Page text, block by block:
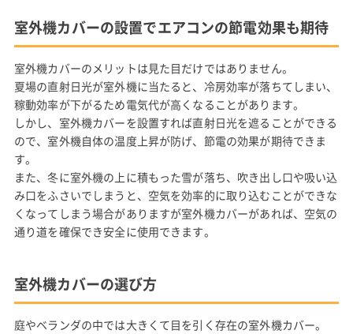
室外機カバーの設置でエアコンの節電効果も期待
室外機カバーのメリットは見た目だけではありません。
夏場の直射日光が室外機に当たると、冷房効率が落ちてしまい、
稼動効率が下がるため電気代が高くなることがあります。
しかし、室外機カバーを設置すれば直射日光を遮ることができる
ので、室外機自体の温度上昇が防げ、節電の効果が期待できま
す。
また、冬に室外機の上に積もった雪が落ち、吹き出し口や吸い込
み口をふさいでしまうと、空気を効率的に取り込むことができな
くなってしまう場合がありますが室外機カバーがあれば、空気の
通り道を確保でき安全に使用できます。
室外機カバーの選び方
庭やベランダの中では大きくて目を引く存在の室外機カバー。